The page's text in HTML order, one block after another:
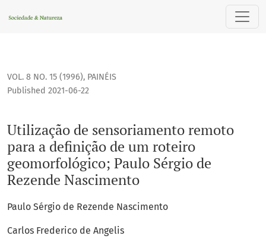
Utilização de sensoriamento remoto para a definição de
VOL. 8 NO. 15 (1996), PAINÉIS
Utilização de sensoriamento remoto
para a definição de um roteiro
geomorfológico; Paulo Sérgio de
Rezende Nascimento
Published 2021-06-22
Paulo Sérgio de Rezende Nascimento
Carlos Frederico de Angelis